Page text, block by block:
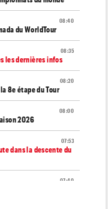
08:40
du WorldTour
08:35
les dernières infos
08:20
8e étape du Tour
08:00
2026
07:53
dans la descente du
07:40